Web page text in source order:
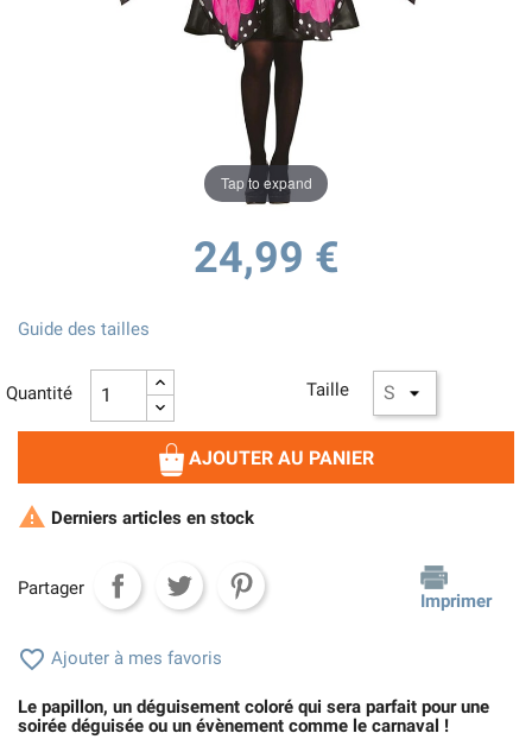
Tap to expand
24,99 €
Taille
Guide des tailles
Quantité
AJOUTER AU PANIER
 Derniers articles en stock
Partager
Imprimer
 Ajouter à mes favoris
Le papillon, un déguisement coloré qui sera parfait pour une
soirée déguisée ou un évènement comme le carnaval !